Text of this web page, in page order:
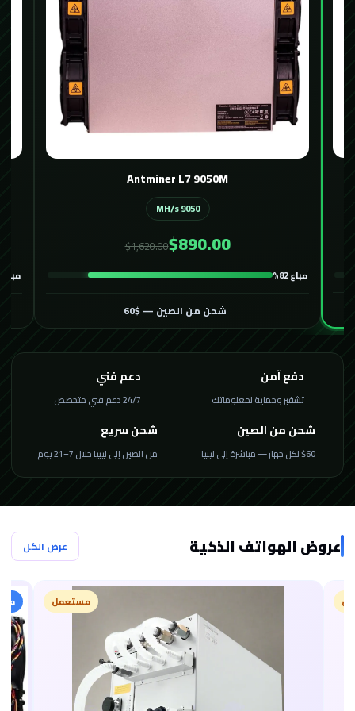
Antminer L7 9050M
9050 MH/s
$890.00
$1,620.00
مباع 82%
شحن من الصين — $60
مباع 58%
دفع آمن
تشفير وحماية لمعلوماتك
دعم فني
24/7 دعم فني متخصص
شحن من الصين
$60 لكل جهاز — مباشرة إلى ليبيا
شحن سريع
من الصين إلى ليبيا خلال 7–21 يوم
عروض الهواتف الذكية عرض الكل
مستعمل